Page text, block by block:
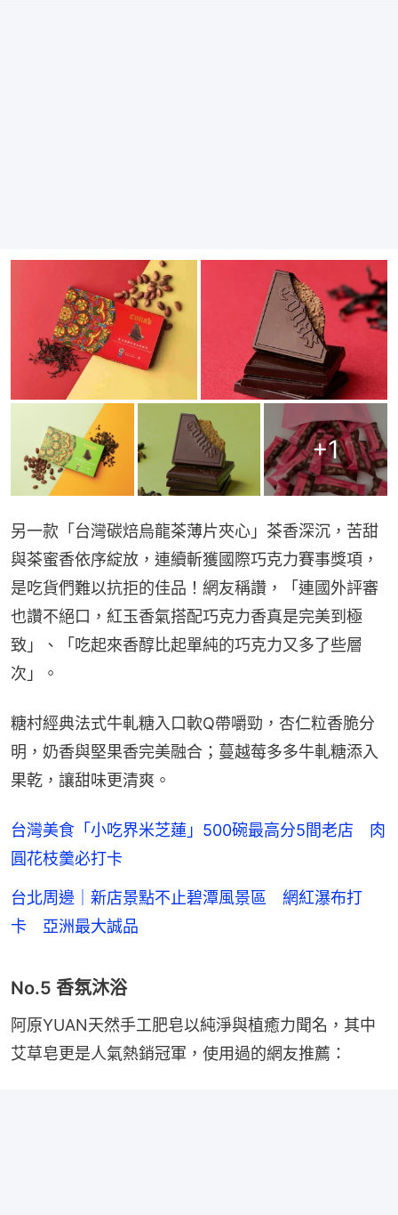
+1
另一款「台灣碳焙烏龍茶薄片夾心」茶香深沉，苦甜
與茶蜜香依序綻放，連續斬獲國際巧克力賽事獎項，
是吃貨們難以抗拒的佳品！網友稱讚，「連國外評審
也讚不絕口，紅玉香氣搭配巧克力香真是完美到極
致」、「吃起來香醇比起單純的巧克力又多了些層
次」。
糖村經典法式牛軋糖入口軟Q帶嚼勁，杏仁粒香脆分
明，奶香與堅果香完美融合；蔓越莓多多牛軋糖添入
果乾，讓甜味更清爽。
台灣美食「小吃界米芝蓮」500碗最高分5間老店 肉
圓花枝羹必打卡
台北周邊｜新店景點不止碧潭風景區 網紅瀑布打
卡 亞洲最大誠品
No.5 香氛沐浴
阿原YUAN天然手工肥皂以純淨與植癒力聞名，其中
艾草皂更是人氣熱銷冠軍，使用過的網友推薦：